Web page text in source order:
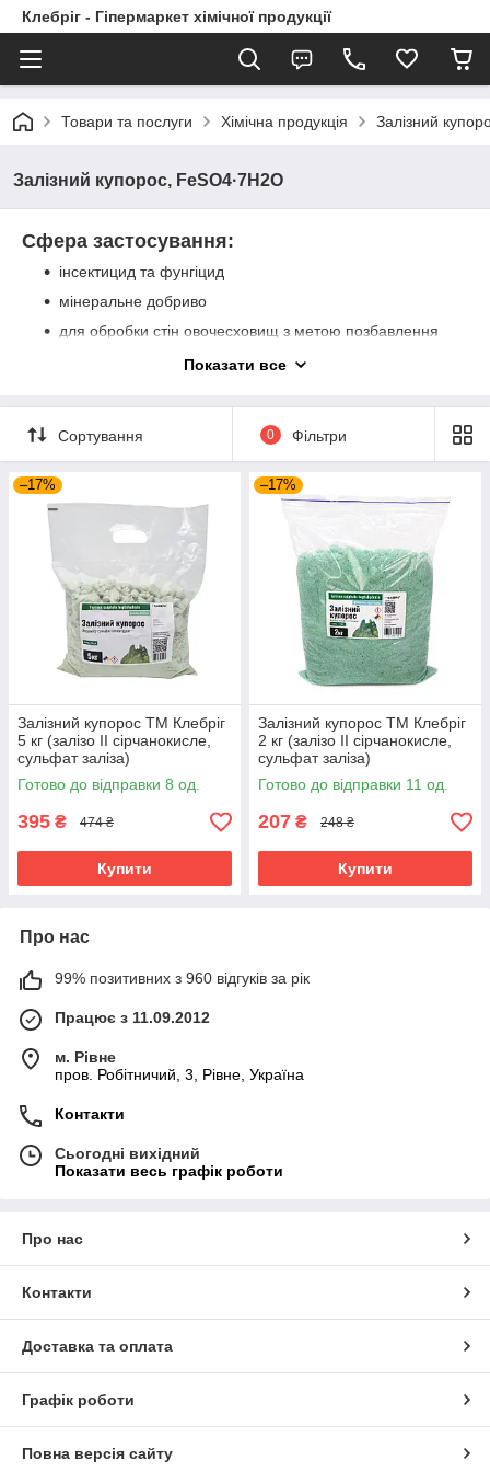
Клебріг - Гіпермаркет хімічної продукції
Товари та послуги Хімічна продукція Залізний
Залізний купорос, FeSO4·7H2O
Сфера застосування:
інсектицид та фунгіцид
мінеральне добриво
для обробки стін овочесховищ з метою позбавлення
антисептик для приміщень, у яких перебувають
для захисту дерев'яних конструкцій від мохів, грибків,
лишайників і гнилі
ускладнює загоряння деревини і знижує швидкість
поширення полум'я
для обробки деревини використовують розчин,
приготований в співвідношенні 1 кг залізного купоросу
на 10 л води
для обробки дерев від знищення комах, які зимують
в пристовбурних колах та під корою
для обробки дерев’яних будівель (альтанок, навісів й
веранд тощо)
підходить для всіх присадибних плодових та
декоративних рослин
Показати все
Сортування 0 Фільтри
–17%
Залізний купорос ТМ Клебріг
5 кг (залізо ІІ сірчанокисле,
сульфат заліза)
Готово до відправки 8 од.
395 ₴ 474 ₴
Купити
–17%
Залізний купорос ТМ Клебріг
2 кг (залізо ІІ сірчанокисле,
сульфат заліза)
Готово до відправки 11 од.
207 ₴ 248 ₴
Купити
Про нас
99% позитивних з 960 відгуків за рік
Працює з 11.09.2012
м. Рівне
пров. Робітничий, 3, Рівне, Україна
Контакти
Сьогодні вихідний
Показати весь графік роботи
Про нас
Контакти
Доставка та оплата
Графік роботи
Повна версія сайту